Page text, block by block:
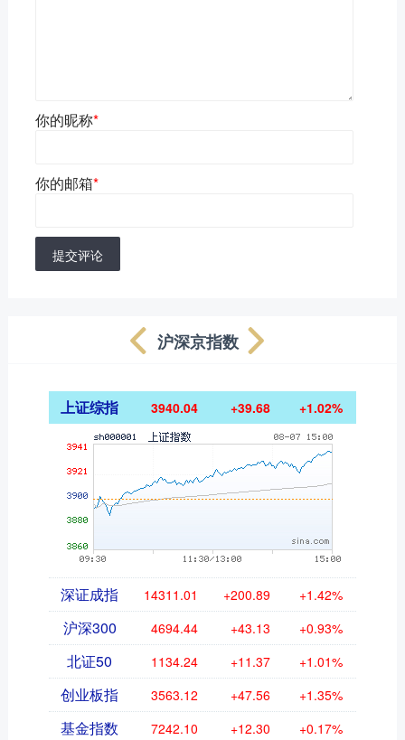
你的昵称*
你的邮箱*
提交评论
沪深京指数
上证综指 3940.04 +39.68 +1.02%
深证成指 14311.01 +200.89 +1.42%
沪深300 4694.44 +43.13 +0.93%
北证50 1134.24 +11.37 +1.01%
创业板指 3563.12 +47.56 +1.35%
基金指数 7242.10 +12.30 +0.17%